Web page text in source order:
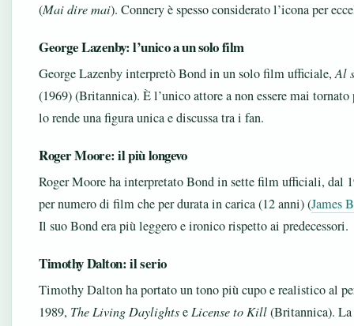
(Mai dire mai). Connery è spesso considerato l’icona per
George Lazenby: l’unico a un solo film
George Lazenby interpretò Bond in un solo film ufficiale,Al
(1969) (Britannica). È l’unico attore a non essere mai
lo rende una figura unica e discussa tra i fan.
Roger Moore: il più longevo
Roger Moore ha interpretato Bond in sette film ufficiali, dal
per numero di film che per durata in carica (12 anni) (James
Il suo Bond era più leggero e ironico rispetto ai predecessori.
Timothy Dalton: il serio
Timothy Dalton ha portato un tono più cupo e realistico al
1989, The Living Daylightse License to Kill(Britannica).